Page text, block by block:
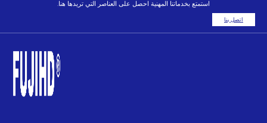
استمتع بخدماتنا المهنية احصل على العناصر التي تريدها هنا.
اتصل بنا